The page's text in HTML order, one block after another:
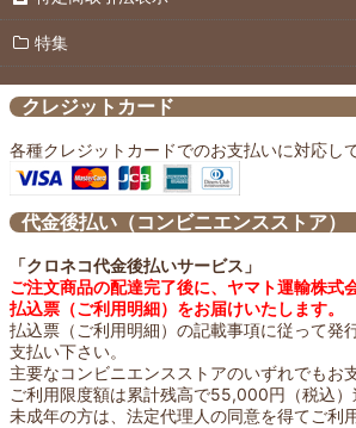
パンのおともに
ご飯のおともに
焼肉のおともに
日々の習慣に
SALE
特集
クレジットカード
各種クレジットカードでのお支払いに対応し
代金後払い（コンビニエンスストア）
「クロネコ代金後払いサービス」
ご注文商品の配達完了後に、ヤマト運輸株式
払込票（ご利用明細）をお届けいたします。
払込票（ご利用明細）の記載事項に従って発
支払い下さい。
主要なコンビニエンスストアのいずれでもお
ご利用限度額は累計残高で55,000円（税込）
未成年の方は、法定代理人の同意を得てご利